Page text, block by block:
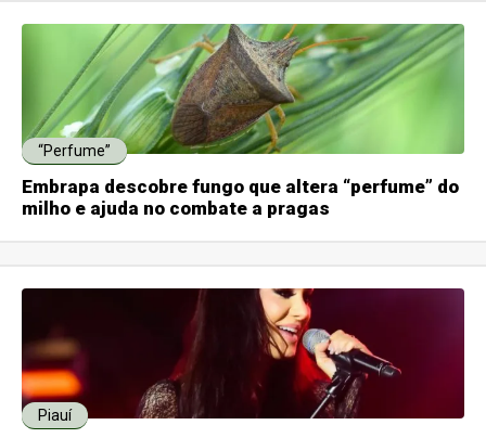
“Perfume”
Embrapa descobre fungo que altera “perfume” do
milho e ajuda no combate a pragas
Piauí